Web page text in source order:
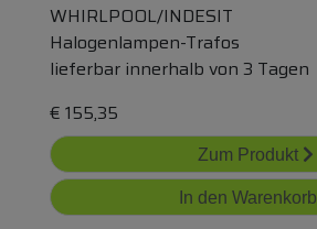
WHIRLPOOL/INDESIT
Halogenlampen-Trafos
lieferbar innerhalb von 3 Tagen
€ 155,35
Zum Produkt
In den Warenkorb